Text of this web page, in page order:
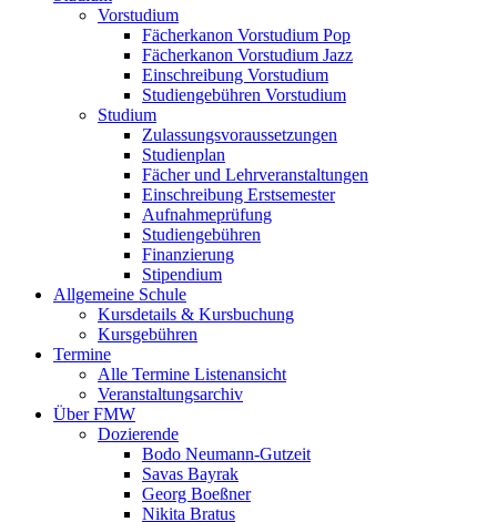
Vorstudium
Fächerkanon Vorstudium Pop
Fächerkanon Vorstudium Jazz
Einschreibung Vorstudium
Studiengebühren Vorstudium
Studium
Zulassungsvoraussetzungen
Studienplan
Fächer und Lehrveranstaltungen
Einschreibung Erstsemester
Aufnahmeprüfung
Studiengebühren
Finanzierung
Stipendium
Allgemeine Schule
Kursdetails & Kursbuchung
Kursgebühren
Termine
Alle Termine Listenansicht
Veranstaltungsarchiv
Über FMW
Dozierende
Bodo Neumann-Gutzeit
Savas Bayrak
Georg Boeßner
Nikita Bratus